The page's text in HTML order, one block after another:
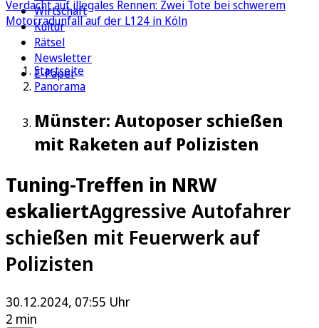
Wirtschaft
Kultur
Rätsel
Newsletter
E-Paper
Verdacht auf illegales Rennen: Zwei Tote bei schwerem
Motorradunfall auf der L124 in Köln
Startseite
Panorama
Münster: Autoposer schießen
mit Raketen auf Polizisten
Tuning-Treffen in NRW
eskaliertAggressive Autofahrer
schießen mit Feuerwerk auf
Polizisten
30.12.2024, 07:55 Uhr
2 min